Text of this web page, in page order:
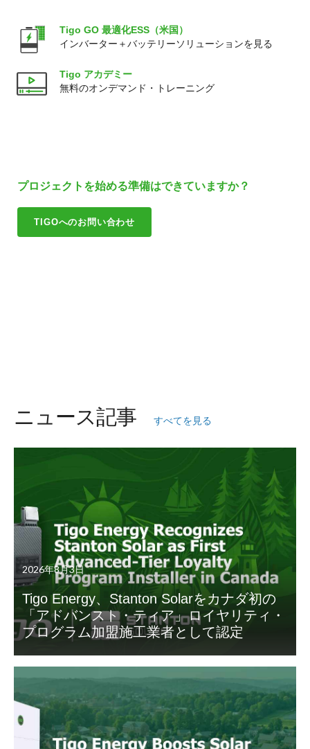
Tigo GO 最適化ESS（米国）
インバーター＋バッテリーソリューションを見る
Tigo アカデミー
無料のオンデマンド・トレーニング
プロジェクトを始める準備はできていますか？
TIGOへのお問い合わせ
ニュース記事 すべてを見る
2026年8月3日
Tigo Energy、Stanton Solarをカナダ初の
「アドバンスト・ティア」ロイヤリティ・
プログラム加盟施工業者として認定